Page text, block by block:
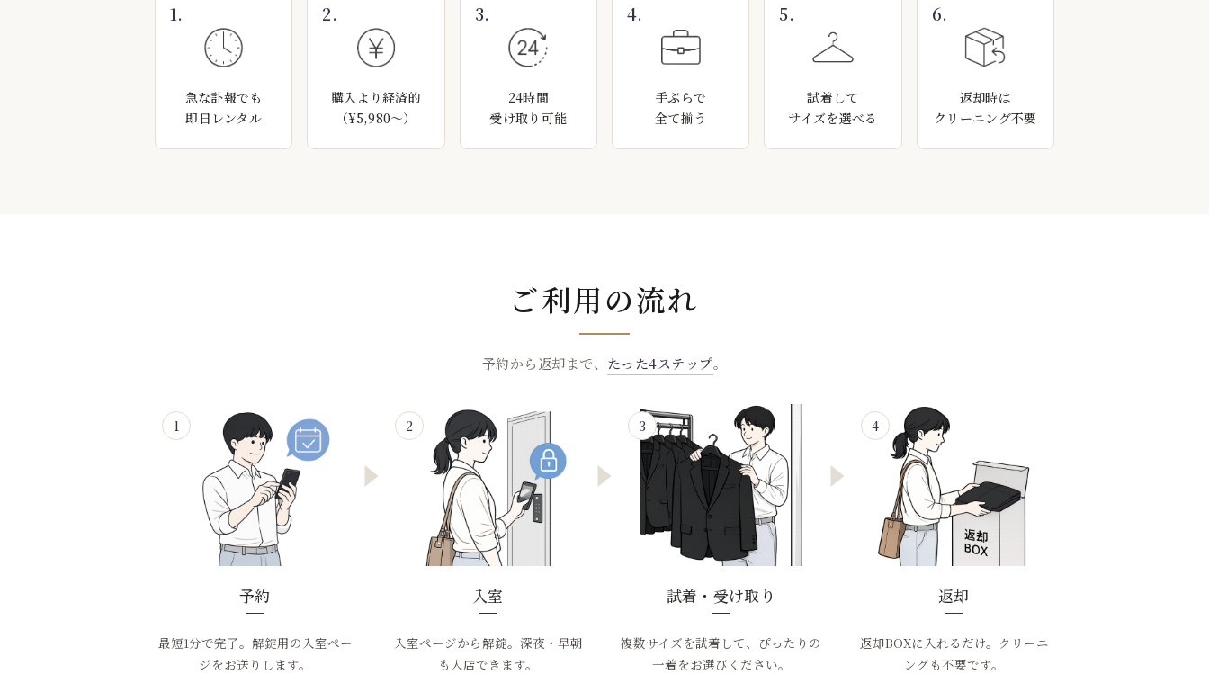
1.
急な訃報でも
即日レンタル
2.
購入より経済的
（¥5,980〜）
3.
24時間
受け取り可能
4.
手ぶらで
全て揃う
5.
試着して
サイズを選べる
6.
返却時は
クリーニング不要
ご利用の流れ
予約から返却まで、 たった4ステップ。
1
予約
最短1分で完了。解錠用の入室ペー
ジをお送りします。
2
入室
入室ページから解錠。深夜・早朝
も入店できます。
3
試着・受け取り
複数サイズを試着して、ぴったりの
一着をお選びください。
4
返却
返却BOXに入れるだけ。クリーニ
ングも不要です。